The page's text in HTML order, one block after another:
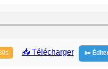
📥 Télécharger ✂️